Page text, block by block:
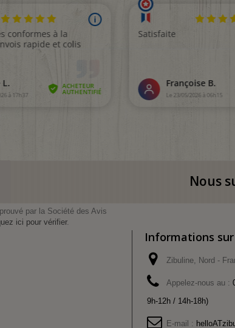
Nous
Informations
Zibuline, Nord -
Appelez-nous au :
9h-12h / 14h-18h)
E-mail :
par la Société des Avis
ici pour vérifier.